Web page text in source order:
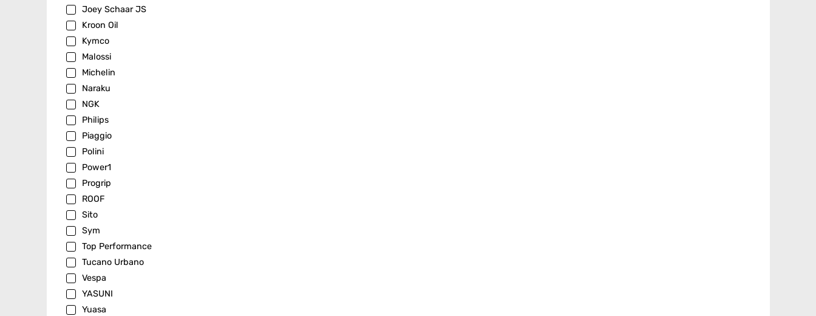
Joey Schaar JS
Kroon Oil
Kymco
Malossi
Michelin
Naraku
NGK
Philips
Piaggio
Polini
Power1
Progrip
ROOF
Sito
Sym
Top Performance
Tucano Urbano
Vespa
YASUNI
Yuasa